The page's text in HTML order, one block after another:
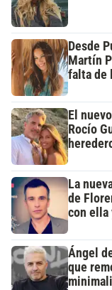
Desde
Martín
falta de
El
Rocío
La
de
con ella
Ángel
que